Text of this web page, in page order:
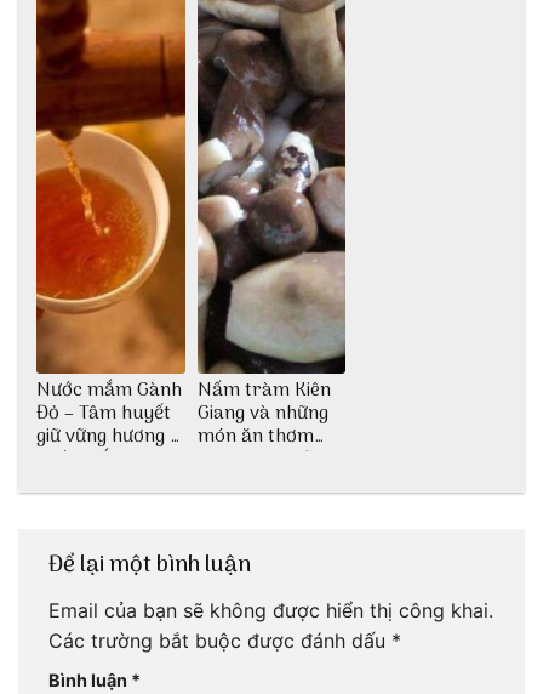
Nước mắm Gành
Đỏ – Tâm huyết
giữ vững hương vị
nước mắm sau
Nấm tràm Kiên
Giang và những
món ăn thơm
ngon khó cưỡng
Để lại một bình luận
Email của bạn sẽ không được hiển thị công khai.
Các trường bắt buộc được đánh dấu *
Bình luận *